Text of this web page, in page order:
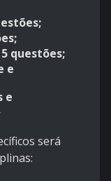
questões;
e
e
será